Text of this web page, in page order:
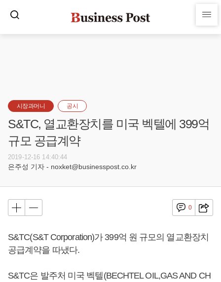
시장과머니 공시
S&TC, 열교환장치를 미국 벡텔에 399억
규모 공급계약
2019-12-16 14:40:44
은주성 기자 - noxket@businesspost.co.kr
0
S&TC(S&T Corporation)가 399억 원 규모의 열교환장치
공급계약을 따냈다.
S&TC은 발주처 미국 벡텔(BECHTEL OIL,GAS AND CH